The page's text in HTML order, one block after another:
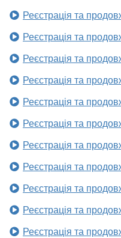
Реєстрація та
Реєстрація та
Реєстрація та
Реєстрація та
Реєстрація та
Реєстрація та
Реєстрація та
Реєстрація та
Реєстрація та
Реєстрація та
Реєстрація та